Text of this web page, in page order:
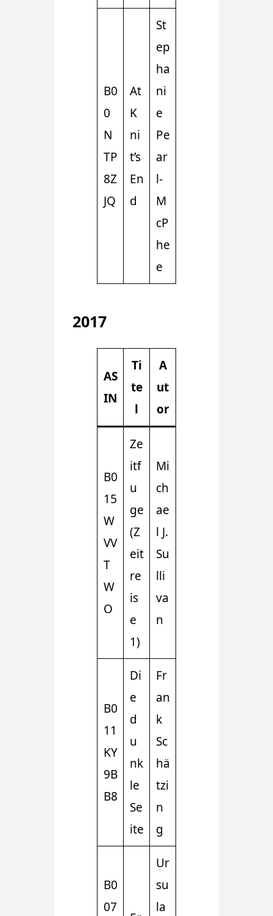
B0
0
N
TP
8Z
JQ
At
K
ni
t’s
En
d
St
ep
ha
ni
e
Pe
ar
l-
M
cP
he
e
2017
AS
IN
Ti
te
l
A
ut
or
B0
15
W
VV
T
W
O
Ze
itf
u
ge
(Z
eit
re
is
e
1)
Mi
ch
ae
l J.
Su
lli
va
n
B0
11
KY
9B
B8
Di
e
d
u
nk
le
Se
ite
Fr
an
k
Sc
hä
tzi
n
g
B0
07
Ur
su
la